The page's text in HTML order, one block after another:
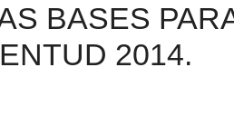
BASES
2014.